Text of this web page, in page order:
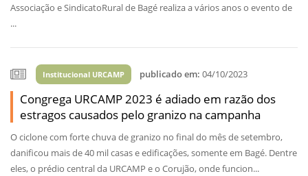
Associação e SindicatoRural de Bagé realiza a vários anos o evento de
...
Institucional URCAMP publicado em: 04/10/2023
Congrega URCAMP 2023 é adiado em razão dos
estragos causados pelo granizo na campanha
O ciclone com forte chuva de granizo no final do mês de setembro,
danificou mais de 40 mil casas e edificações, somente em Bagé. Dentre
eles, o prédio central da URCAMP e o Corujão, onde funcion...